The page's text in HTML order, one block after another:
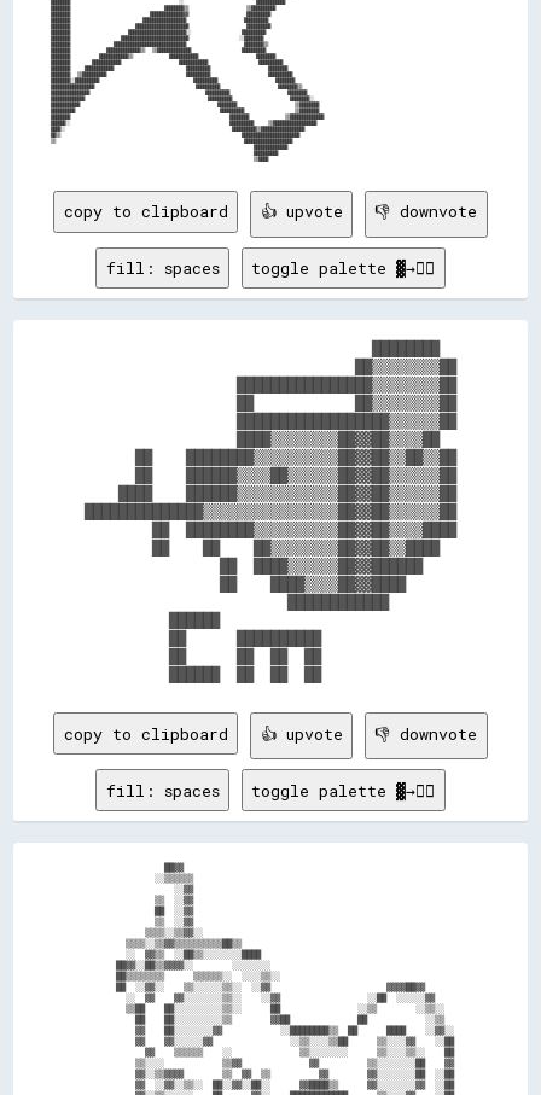
copy to clipboard 👍 upvote 👎 downvote
fill: spaces toggle palette ▓→✊🏽
                                ██▒▒▒▒▒▒▒▒██
                  ████████████████▒▒▒▒▒▒▒▒██
                  ██            ██▒▒▒▒▒▒▒▒██
                  ██████████████████▒▒▒▒▒▒██
                  ████▒▒▒▒▒▒▒▒██▓▓██▒▒▒▒██
      ██    ████████▒▒▒▒▒▒▒▒▒▒██▓▓██▒▒██▒▒██
      ██    ██████▒▒▒▒██▒▒▒▒▒▒██▓▓██▒▒▒▒▒▒██
    ████    ██████▒▒▒▒▒▒▒▒▒▒▒▒██▓▓██▒▒▒▒▒▒██
██████████████▒▒▒▒▒▒▒▒▒▒▒▒▒▒▒▒██▓▓██▒▒▒▒▒▒██
        ██  ████████▒▒▒▒▒▒▒▒▒▒██▓▓██▒▒▒▒████
        ██    ██    ██▒▒▒▒▒▒▒▒██▓▓██▒▒████
                ██  ████▒▒▒▒▒▒██▓▓██████
                ██    ████▒▒▒▒██▓▓████
copy to clipboard 👍 upvote 👎 downvote
fill: spaces toggle palette ▓→✊🏽
                ██▓▓
              ░░▒▒▒▒▒▒
                  ░░▓▓
              ▒▒  ░░▓▓
              ██  ░░▓▓
              ▒▒  ░░▓▓
            ▒▒▒▒░░▒▒▓▓░░
        ▒▒▒▒░░▒▒▓▓▒▒▒▒▒▒▒▒▒▒██▒▒
        ░░  ▓▓▒▒  ░░██▒▒░░░░░░░░████
      ██▓▓░░██▒▒▓▓▓▓░░        ░░░░░░░░
      ██▒▒▒▒▒▒▒▒      ▒▒▒▒▒▒░░  ░░░░▒▒░░
      ██  ░░▓▓░░    ▒▒░░░░░░▒▒░░  ░░▓▓                        ▓▓▓▓██▓▓
        ░░  ▓▓    ▓▓░░░░░░░░▒▒░░    ░░▓▓                  ░░██  ░░░░░░▓▓
        ▒▒██    ██░░░░░░░░░░▒▒░░      ██                ░░▒▒        ░░▒▒░░
          ██    ██░░░░░░░░░░▒▒        ▓▓██              ██            ░░▒▒
          ▓▓    ██░░░░░░░░▓▓            ░░████████▒▒  ██      ████    ░░▓▓░░
          ▓▓    ▓▓░░░░░░▓▓                ░░▒▒░░░░▒▒██      ▒▒░░░░▓▓    ░░██
            ▓▓    ▒▒▒▒▒▒    ░░              ▒▒░░░░░░░░      ▒▒░░░░▒▒░░    ██
          ▒▒░░░░            ▒▒▓▓              ▓▓          ▒▒░░░░░░░░██    ▓▓
          ▓▓░░▒▒▓▓▓▓        ▒▒  ▓▓  ▒▒          ▓▓        ▓▓░░░░░░░░██  ░░██
          ▓▓  ░░▓▓░░▒▒░░  ██░░▓▓░░██░░      ▓▓████▒▒      ▓▓░░░░░░░░▓▓  ░░██